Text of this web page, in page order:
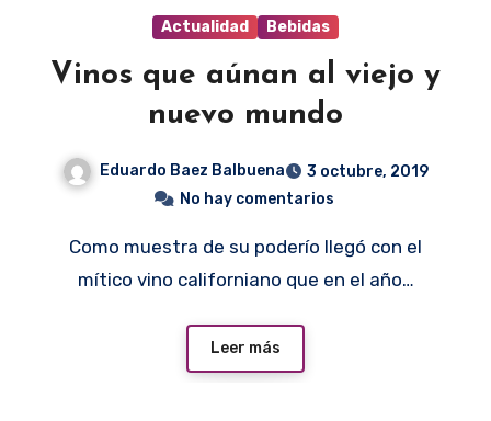
Actualidad Bebidas
Vinos que aúnan al viejo y
nuevo mundo
Eduardo Baez Balbuena
3 octubre, 2019
No hay comentarios
Como muestra de su poderío llegó con el
mítico vino californiano que en el año…
Leer más